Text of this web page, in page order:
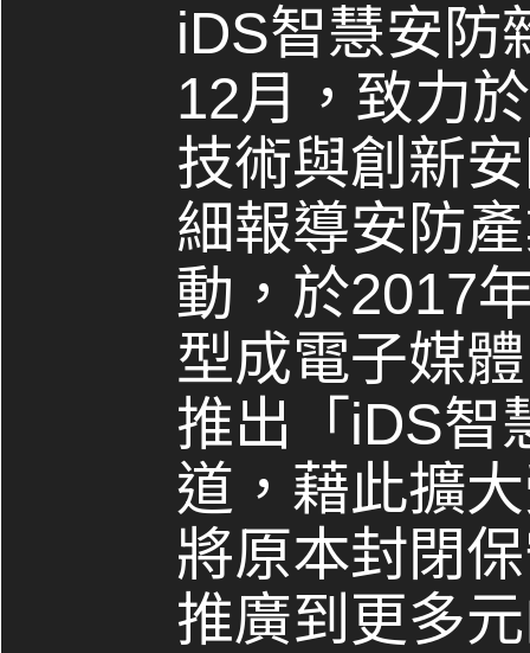
iDS智慧安防
12月，致力
技術與創新
細報導安防
動，於2017
型成電子媒
推出「iDS智
道，藉此擴
將原本封閉
推廣到更多